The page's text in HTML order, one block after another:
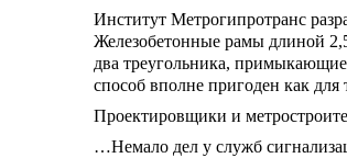
Институт Метрогипротранс
Железобетонные рамы длиной
два треугольника,
способ вполне пригоден как
Проектировщики и
…Немало дел у служб